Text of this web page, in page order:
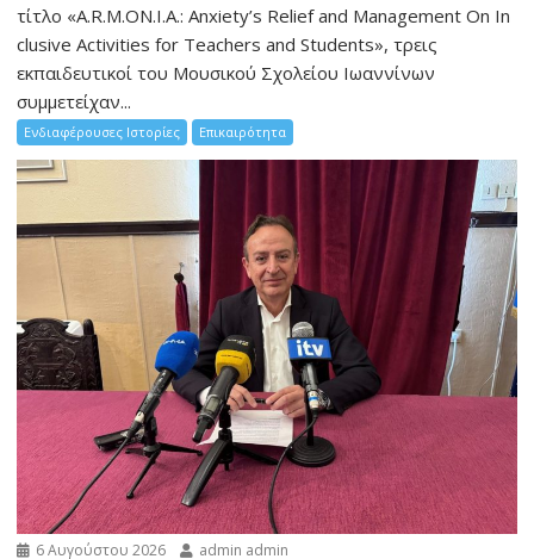
τίτλο «A.R.M.ON.I.A.: Anxiety’s Relief and Management On In
clusive Activities for Teachers and Students», τρεις
εκπαιδευτικοί του Μουσικού Σχολείου Ιωαννίνων
συμμετείχαν...
Ενδιαφέρουσες Ιστορίες Επικαιρότητα
6 Αυγούστου 2026 admin admin